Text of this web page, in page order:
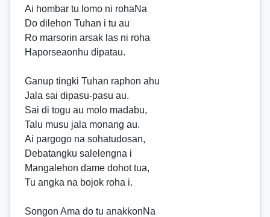
Ai hombar tu lomo ni rohaNa
Do dilehon Tuhan i tu au
Ro marsorin arsak las ni roha
Haporseaonhu dipatau.
Ganup tingki Tuhan raphon ahu
Jala sai dipasu-pasu au.
Sai di togu au molo madabu,
Talu musu jala monang au.
Ai pargogo na sohatudosan,
Debatangku salelengna i
Mangalehon dame dohot tua,
Tu angka na bojok roha i.
Songon Ama do tu anakkonNa